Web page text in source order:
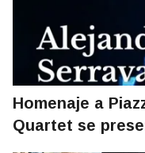
Homenaje a
Quartet se